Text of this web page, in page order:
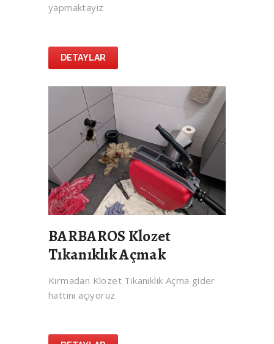
yapmaktayız
DETAYLAR
BARBAROS Klozet
Tıkanıklık Açmak
Kırmadan Klozet Tıkanıklık Açma gider
hattını açıyoruz